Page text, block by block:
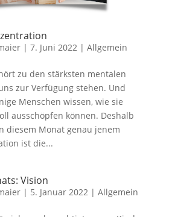
| 7. Juni 2022| Allgemein
zu den stärksten mentalen
zur Verfügung stehen. Und
Menschen wissen, wie sie
ausschöpfen können. Deshalb
diesem Monat genau jenem
ist die...
Vision
| 5. Januar 2022| Allgemein